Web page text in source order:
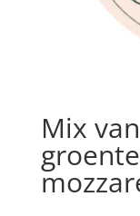
Mix van